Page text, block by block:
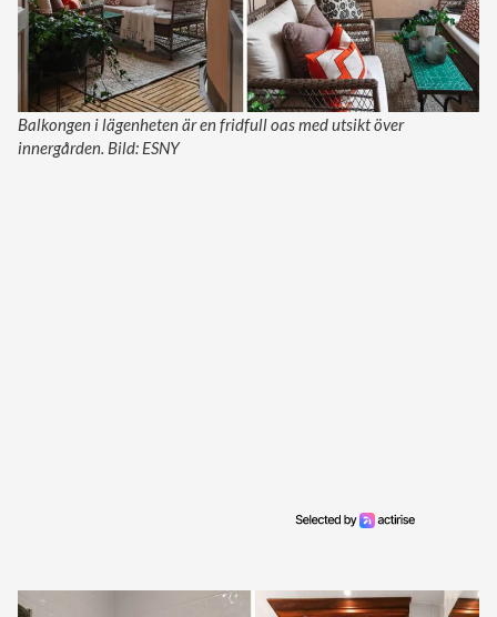
Balkongen i lägenheten är en fridfull oas med utsikt över
innergården. Bild: ESNY